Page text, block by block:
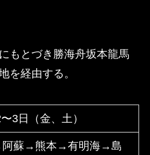
もとづき勝海舟坂本龍馬
を経由する。
3日（金、土）
阿蘇→熊本→有明海→島